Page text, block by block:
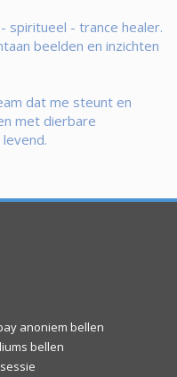
spiritueel - trance healer.
beelden en inzichten
dat me steunt en
met dierbare
anoniem bellen
bellen